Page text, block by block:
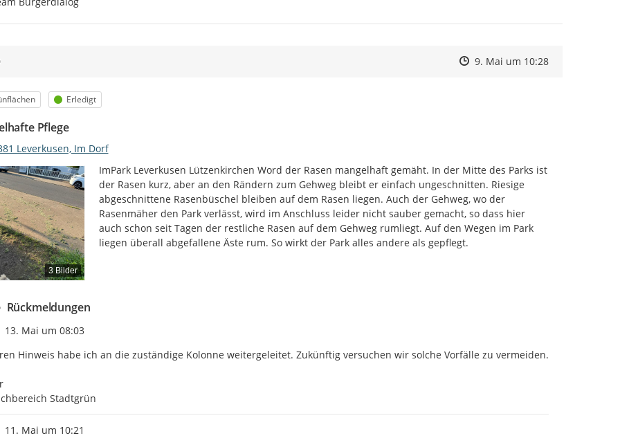
Zeitpunkt des Erstellens
Zeitpunkt des Erstellens
9. Mai um 10:28Zur Äußerung
Status
Erledigt
Pflege
Leverkusen, Im Dorf
3 Bilder
ImPark Leverkusen Lützenkirchen Word der Rasen mangelhaft gemäht. In der Mitte des Parks ist
der Rasen kurz, aber an den Rändern zum Gehweg bleibt er einfach ungeschnitten. Riesige
abgeschnittene Rasenbüschel bleiben auf dem Rasen liegen. Auch der Gehweg, wo der
Rasenmäher den Park verlässt, wird im Anschluss leider nicht sauber gemacht, so dass hier
auch schon seit Tagen der restliche Rasen auf dem Gehweg rumliegt. Auf den Wegen im Park
liegen überall abgefallene Äste rum. So wirkt der Park alles andere als gepflegt.
Rückmeldungen
Zeitpunkt des Erstellens
13. Mai um 08:03
Hinweis habe ich an die zuständige Kolonne weitergeleitet. Zukünftig versuchen wir solche Vorfälle zu vermeiden.
Stadtgrün
Zeitpunkt des Erstellens
11. Mai um 10:21